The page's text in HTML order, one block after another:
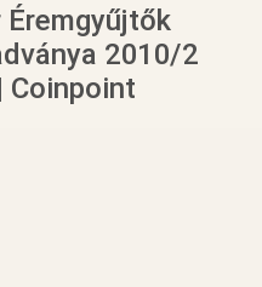
2010/2
Coinpoint